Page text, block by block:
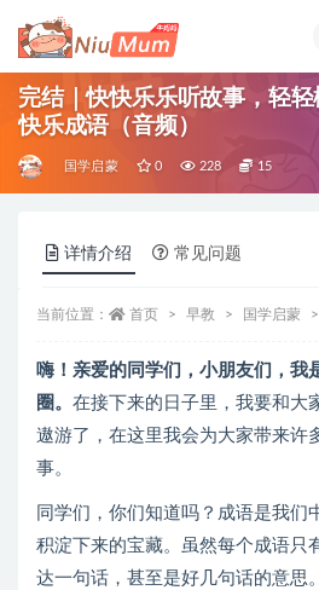
完结｜快快乐乐听故事，轻
快乐成语（音频）
国学启蒙 0 228 15
详情介绍 常见问题
当前位置： 首页 早教 国学启蒙
嗨！亲爱的同学们，小朋友们，我
圈 。 在接下来的日子里，我要和大
遨游了，在这里我会为大家带来许
事。
同学们，你们知道吗？成语是我们
积淀下来的宝藏。虽然每个成语只
达一句话，甚至是好几句话的意思